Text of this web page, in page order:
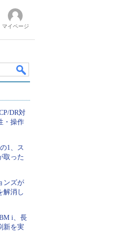
マイページ
DR対
・操作
1、ス
取った
ンズが
解消し
i、長
新を実